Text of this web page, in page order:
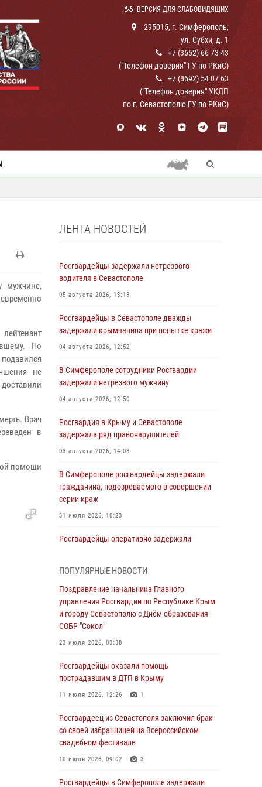
ВЕРСИЯ ДЛЯ СЛАБОВИДЯЩИХ
295015, г. Симферополь,
ул. Субхи, д. 1
+7 (3652) 66 73 43
("Телефон доверия" ГУ по РКиС)
+7 (8692) 54 07 63
("Телефон доверия" УКДП
по г. Севастополю ГУ по РКиС)
мужчине,
По
не
Врач
в
помощи
ЛЕНТА НОВОСТЕЙ
Росгвардейцы задержали нетрезвого
водителя в Севастополе
05 августа 2026, 13:13
Росгвардейцы в Севастополе дважды
задержали крымчанина при попытке кражи
04 августа 2026, 12:52
В Симферополе сотрудники Росгвардии
задержали нетрезвого мужчину
04 августа 2026, 12:50
Росгвардия в Крыму и Севастополе
задержала ряд правонарушителей
03 августа 2026, 14:08
В Симферополе росгвардейцы задержали
гражданина, подозреваемого в совершении
серии краж
31 июля 2026, 10:23
Росгвардейцы оперативно задержали
Росгвардейцы Севастополя пресекли
противоправные действия на охраняемом
объекте
29 июля 2026, 12:34
Росгвардейцы Крыма и Севастополя
отметили День Крещения Руси
28 июля 2026, 14:18 4
В Симферополе сотрудники Росгвардии
задержали подозреваемого в краже из
гипермаркета
24 июля 2026, 12:21
Поздравление начальника Главного
ПОПУЛЯРНЫЕ НОВОСТИ
Поздравление начальника Главного
управления Росгвардии по Республике Крым
и городу Севастополю с Днём образования
СОБР "Сокол"
23 июля 2026, 03:38
Росгвардейцы оказали помощь
пострадавшим в ДТП в Крыму
11 июля 2026, 12:26 1
Росгвардеец из Севастополя заключил брак
со своей избранницей на Всероссийском
свадебном фестивале
10 июля 2026, 09:02 3
Росгвардейцы в Симферополе задержали